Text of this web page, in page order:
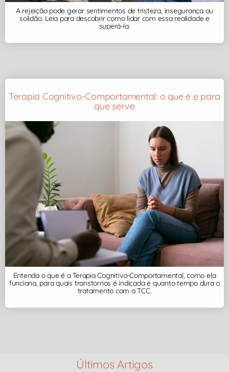
A rejeição pode gerar sentimentos de tristeza, insegurança ou
solidão. Leia para descobrir como lidar com essa realidade e
superá-la.
Terapia Cognitivo-Comportamental: o que é e para
que serve
Entenda o que é a Terapia Cognitivo-Comportamental, como ela
funciona, para quais transtornos é indicada e quanto tempo dura o
tratamento com a TCC.
Últimos Artigos